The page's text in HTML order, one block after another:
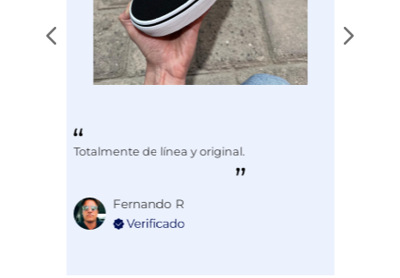
Totalmente de línea y original.
Fernando R